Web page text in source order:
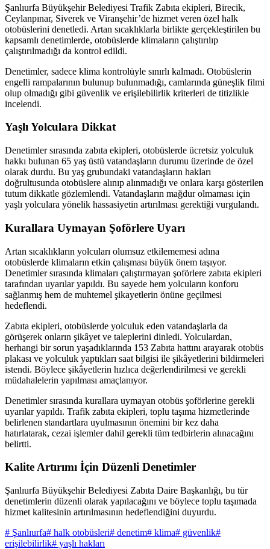
Şanlıurfa Büyükşehir Belediyesi Trafik Zabıta ekipleri, Birecik,
Ceylanpınar, Siverek ve Viranşehir’de hizmet veren özel halk
otobüslerini denetledi. Artan sıcaklıklarla birlikte gerçekleştirilen bu
kapsamlı denetimlerde, otobüslerde klimaların çalıştırılıp
çalıştırılmadığı da kontrol edildi.
Denetimler, sadece klima kontrolüyle sınırlı kalmadı. Otobüslerin
engelli rampalarının bulunup bulunmadığı, camlarında güneşlik filmi
olup olmadığı gibi güvenlik ve erişilebilirlik kriterleri de titizlikle
incelendi.
Yaşlı Yolculara Dikkat
Denetimler sırasında zabıta ekipleri, otobüslerde ücretsiz yolculuk
hakkı bulunan 65 yaş üstü vatandaşların durumu üzerinde de özel
olarak durdu. Bu yaş grubundaki vatandaşların hakları
doğrultusunda otobüslere alınıp alınmadığı ve onlara karşı gösterilen
tutum dikkatle gözlemlendi. Vatandaşların mağdur olmaması için
yaşlı yolculara yönelik hassasiyetin artırılması gerektiği vurgulandı.
Kurallara Uymayan Şoförlere Uyarı
Artan sıcaklıkların yolcuları olumsuz etkilememesi adına
otobüslerde klimaların etkin çalışması büyük önem taşıyor.
Denetimler sırasında klimaları çalıştırmayan şoförlere zabıta ekipleri
tarafından uyarılar yapıldı. Bu sayede hem yolcuların konforu
sağlanmış hem de muhtemel şikayetlerin önüne geçilmesi
hedeflendi.
Zabıta ekipleri, otobüslerde yolculuk eden vatandaşlarla da
görüşerek onların şikâyet ve taleplerini dinledi. Yolculardan,
herhangi bir sorun yaşadıklarında 153 Zabıta hattını arayarak otobüs
plakası ve yolculuk yaptıkları saat bilgisi ile şikâyetlerini bildirmeleri
istendi. Böylece şikâyetlerin hızlıca değerlendirilmesi ve gerekli
müdahalelerin yapılması amaçlanıyor.
Denetimler sırasında kurallara uymayan otobüs şoförlerine gerekli
uyarılar yapıldı. Trafik zabıta ekipleri, toplu taşıma hizmetlerinde
belirlenen standartlara uyulmasının önemini bir kez daha
hatırlatarak, cezai işlemler dahil gerekli tüm tedbirlerin alınacağını
belirtti.
Kalite Artırımı İçin Düzenli Denetimler
Şanlıurfa Büyükşehir Belediyesi Zabıta Daire Başkanlığı, bu tür
denetimlerin düzenli olarak yapılacağını ve böylece toplu taşımada
hizmet kalitesinin artırılmasının hedeflendiğini duyurdu.
# Şanlıurfa# halk otobüsleri# denetim# klima# güvenlik#
erişilebilirlik# yaşlı hakları